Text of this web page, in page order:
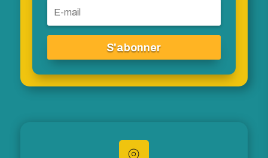
S'abonner